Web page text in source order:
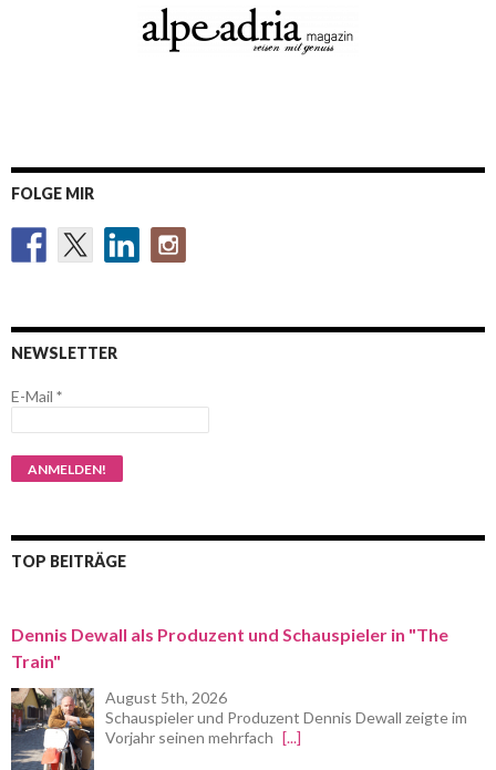
FOLGE MIR
NEWSLETTER
E-Mail *
TOP BEITRÄGE
Dennis Dewall als Produzent und Schauspieler in "The
Train"
August 5th, 2026
Schauspieler und Produzent Dennis Dewall zeigte im
Vorjahr seinen mehrfach
[...]